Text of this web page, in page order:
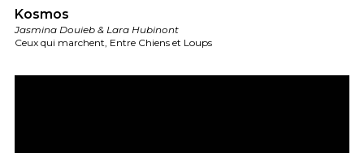
Kosmos
Jasmina Douieb & Lara Hubinont
Ceux qui marchent, Entre Chiens et Loups